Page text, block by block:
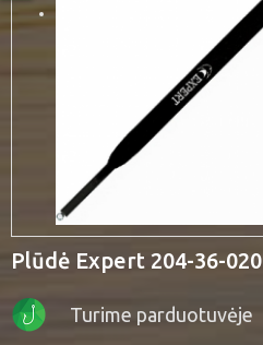
Plūdė Expert 204-36-020
Turime parduotuvėje